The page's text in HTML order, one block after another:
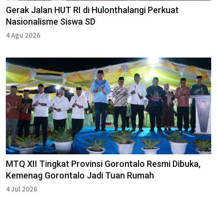
Gerak Jalan HUT RI di Hulonthalangi Perkuat
Nasionalisme Siswa SD
4 Agu 2026
MTQ XII Tingkat Provinsi Gorontalo Resmi Dibuka,
Kemenag Gorontalo Jadi Tuan Rumah
4 Jul 2026